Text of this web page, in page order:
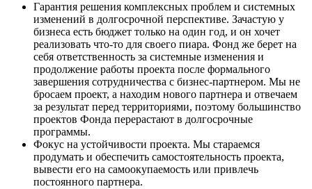
Гарантия решения комплексных проблем и системных
изменений в долгосрочной перспективе. Зачастую у
бизнеса есть бюджет только на один год, и он хочет
реализовать что-то для своего пиара. Фонд же берет на
себя ответственность за системные изменения и
продолжение работы проекта после формального
завершения сотрудничества с бизнес-партнером. Мы не
бросаем проект, а находим нового партнера и отвечаем
за результат перед территориями, поэтому большинство
проектов Фонда перерастают в долгосрочные
программы.
Фокус на устойчивости проекта. Мы стараемся
продумать и обеспечить самостоятельность проекта,
вывести его на самоокупаемость или привлечь
постоянного партнера.